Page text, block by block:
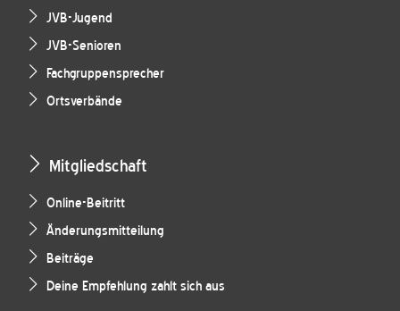
JVB-Jugend
JVB-Senioren
Fachgruppensprecher
Ortsverbände
Mitgliedschaft
Online-Beitritt
Änderungsmitteilung
Beiträge
Deine Empfehlung zahlt sich aus